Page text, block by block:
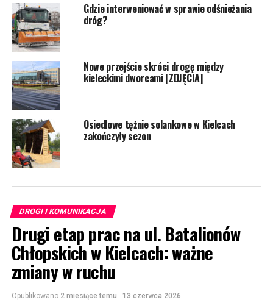
Gdzie interweniować w sprawie odśnieżania
dróg?
Nowe przejście skróci drogę między
kieleckimi dworcami [ZDJĘCIA]
Osiedlowe tężnie solankowe w Kielcach
zakończyły sezon
DROGI I KOMUNIKACJA
Drugi etap prac na ul. Batalionów
Chłopskich w Kielcach: ważne
zmiany w ruchu
Opublikowano 2 miesiące temu - 13 czerwca 2026